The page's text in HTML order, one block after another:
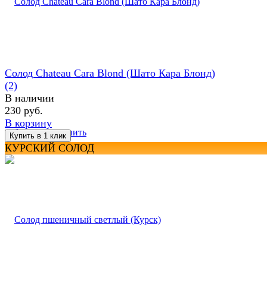
избранное сравнить
Солод Chateau Cara Blond (Шато Кара Блонд)
(2)
В наличии
230 руб.
В корзину
КУРСКИЙ СОЛОД